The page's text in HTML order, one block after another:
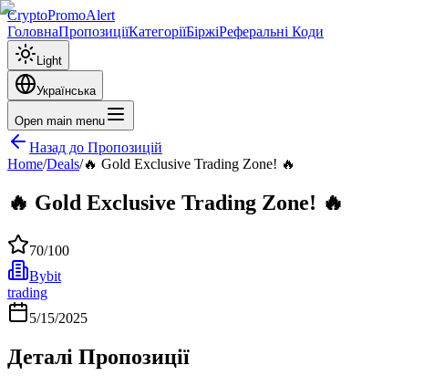
CryptoPromoAlert
ГоловнаПропозиціїКатегоріїБіржіРеферальні Коди
Light
Українська
Open main menu
Назад до Пропозицій
Home/Deals/🔥 Gold Exclusive Trading Zone! 🔥
🔥 Gold Exclusive Trading Zone! 🔥
70/100
Bybit
trading
5/15/2025
Деталі Пропозиції